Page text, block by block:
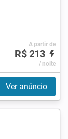
A partir de
R$ 213
/ noite
Ver anúncio